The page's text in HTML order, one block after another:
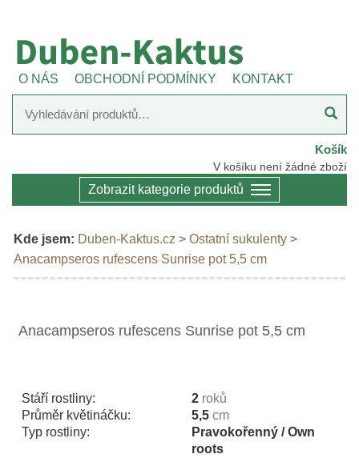
O NÁS OBCHODNÍ PODMÍNKY KONTAKT
Košík
V košíku není žádné zboží
Zobrazit kategorie produktů
Kde jsem: Duben-Kaktus.cz > Ostatní sukulenty >
Anacampseros rufescens Sunrise pot 5,5 cm
Anacampseros rufescens Sunrise pot 5,5 cm
Stáří rostliny: 2 roků
Průměr květináčku:
5,5 cm
Typ rostliny:
Pravokořenný / Own
roots